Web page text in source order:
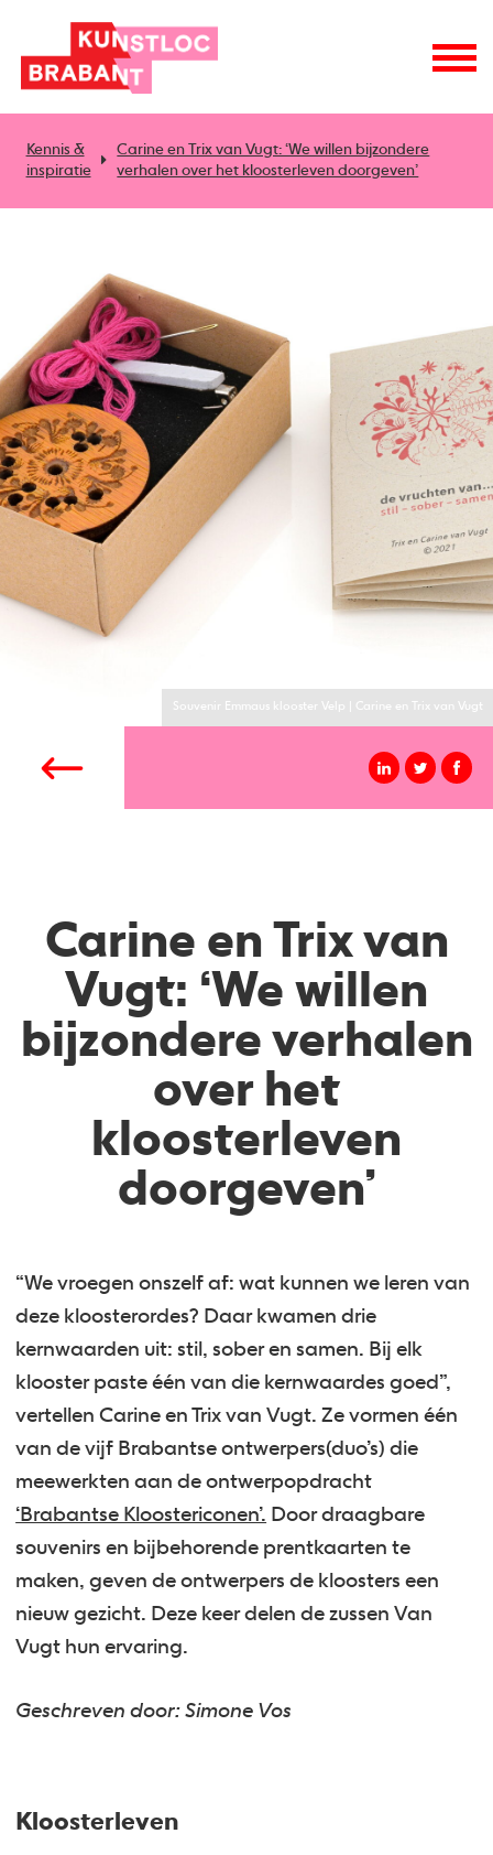
Kennis &
inspiratie
Carine en Trix van Vugt: ‘We willen bijzondere
verhalen over het kloosterleven doorgeven’
Souvenir Emmaus klooster Velp | Carine en Trix van Vugt
Carine en Trix van
Vugt: ‘We willen
bijzondere verhalen
over het
kloosterleven
doorgeven’
“We vroegen onszelf af: wat kunnen we leren van
deze kloosterordes? Daar kwamen drie
kernwaarden uit: stil, sober en samen. Bij elk
klooster paste één van die kernwaardes goed”,
vertellen Carine en Trix van Vugt. Ze vormen één
van de vijf Brabantse ontwerpers(duo’s) die
meewerkten aan de ontwerpopdracht
‘Brabantse Kloostericonen’. Door draagbare
souvenirs en bijbehorende prentkaarten te
maken, geven de ontwerpers de kloosters een
nieuw gezicht. Deze keer delen de zussen Van
Vugt hun ervaring.
Geschreven door: Simone Vos
Kloosterleven